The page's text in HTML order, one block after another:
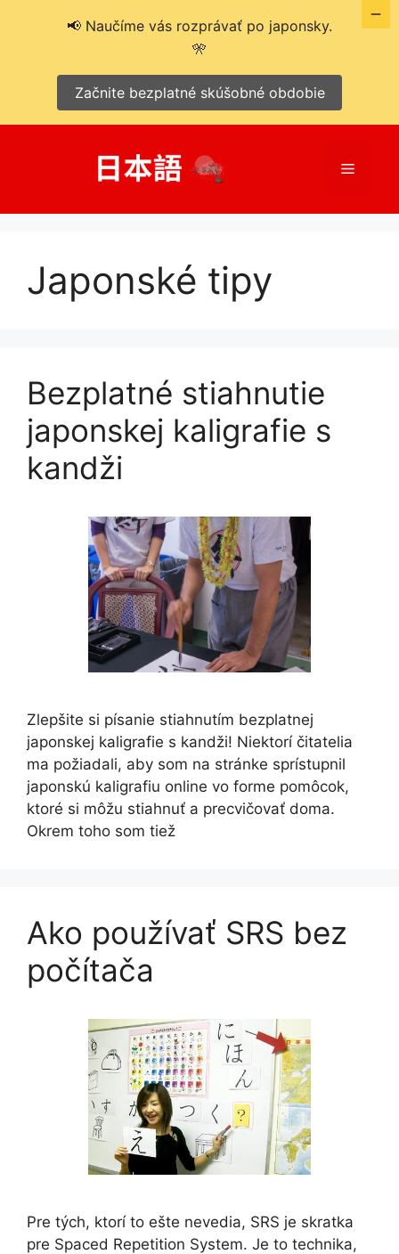
Menu
Japonské tipy
Bezplatné stiahnutie
japonskej kaligrafie s
kandži
Zlepšite si písanie stiahnutím bezplatnej
japonskej kaligrafie s kandži! Niektorí čitatelia
ma požiadali, aby som na stránke sprístupnil
japonskú kaligrafiu online vo forme pomôcok,
ktoré si môžu stiahnuť a precvičovať doma.
Okrem toho som tiež
Ako používať SRS bez
počítača
Pre tých, ktorí to ešte nevedia, SRS je skratka
pre Spaced Repetition System. Je to technika,
📢 Naučíme vás rozprávať po japonsky.
🎌
Začnite bezplatné skúšobné obdobie